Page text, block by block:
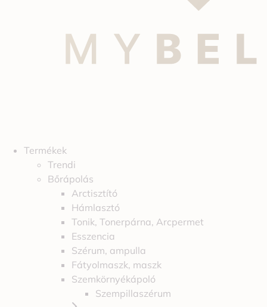
Termékek
Trendi
Bőrápolás
Arctisztító
Hámlasztó
Tonik, Tonerpárna, Arcpermet
Esszencia
Szérum, ampulla
Fátyolmaszk, maszk
Szemkörnyékápoló
Szempillaszérum